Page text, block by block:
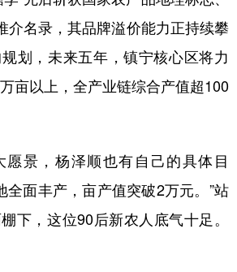
介名录，其品牌溢价能力正持续攀
划，未来五年，镇宁核心区将力
亩以上，全产业链综合产值超100
景，杨泽顺也有自己的具体目
全面丰产，亩产值突破2万元。”站
下，这位90后新农人底气十足。